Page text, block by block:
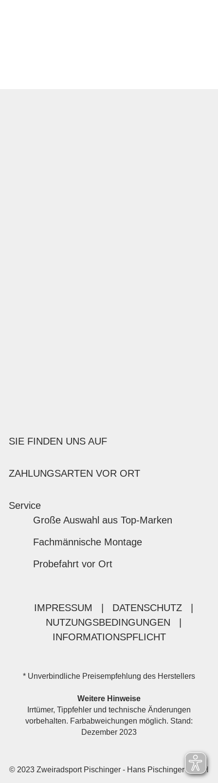
SIE FINDEN UNS AUF
ZAHLUNGSARTEN VOR ORT
Service
Große Auswahl aus Top-Marken
Fachmännische Montage
Probefahrt vor Ort
IMPRESSUM DATENSCHUTZ
NUTZUNGSBEDINGUNGEN
INFORMATIONSPFLICHT
* Unverbindliche Preisempfehlung des Herstellers
Weitere Hinweise
Irrtümer, Tippfehler und technische Änderungen
vorbehalten. Farbabweichungen möglich. Stand:
Dezember 2023
© 2023 Zweiradsport Pischinger - Hans Pischinger GmbH